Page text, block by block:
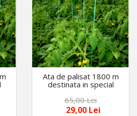
Ata de palisat 1800 m
destinata in special
legarii legumelor
(rosiilor, ardeilor,
castravetilor)
65,00 Lei
29,00 Lei